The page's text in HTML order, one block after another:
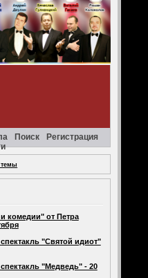
Поиск
Регистрация
комедии" от Петра
"Святой идиот"
"Медведь" - 20